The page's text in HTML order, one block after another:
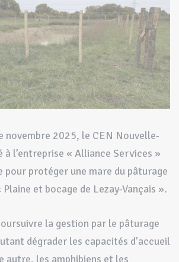
novembre 2025, le CEN Nouvelle-
à l’entreprise « Alliance Services »
pour protéger une mare du pâturage
et bocage de Lezay-Vançais ».
la gestion par le pâturage
dégrader les capacités d’accueil
autre, les amphibiens et les